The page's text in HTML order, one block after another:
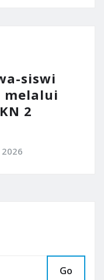
siswi
melalui
2
2026
Go